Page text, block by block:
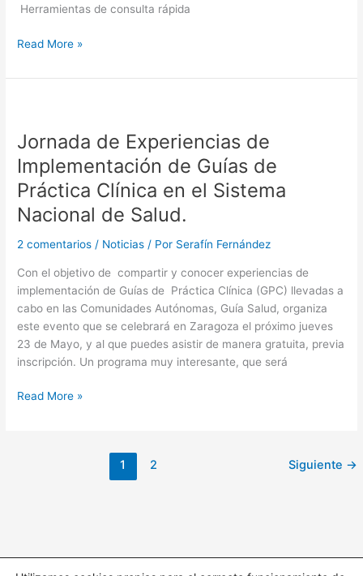
Herramientas de consulta rápida
Guía
Práctica
el
Manejo
de
la
Meningocócica
Invasiva
Read More »
Jornada de Experiencias de
Implementación de Guías de
Práctica Clínica en el Sistema
Nacional de Salud.
2 comentarios / Noticias / Por Serafín Fernández
Con el objetivo de compartir y conocer experiencias de
implementación de Guías de Práctica Clínica (GPC) llevadas a
cabo en las Comunidades Autónomas, Guía Salud, organiza
este evento que se celebrará en Zaragoza el próximo jueves
23 de Mayo, y al que puedes asistir de manera gratuita, previa
inscripción. Un programa muy interesante, que será
Jornada
Clínica
Read More »
1 2 Siguiente →